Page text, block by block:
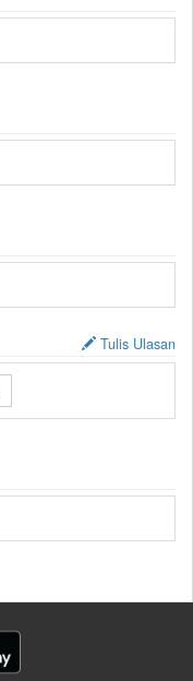
Tulis Ulasan